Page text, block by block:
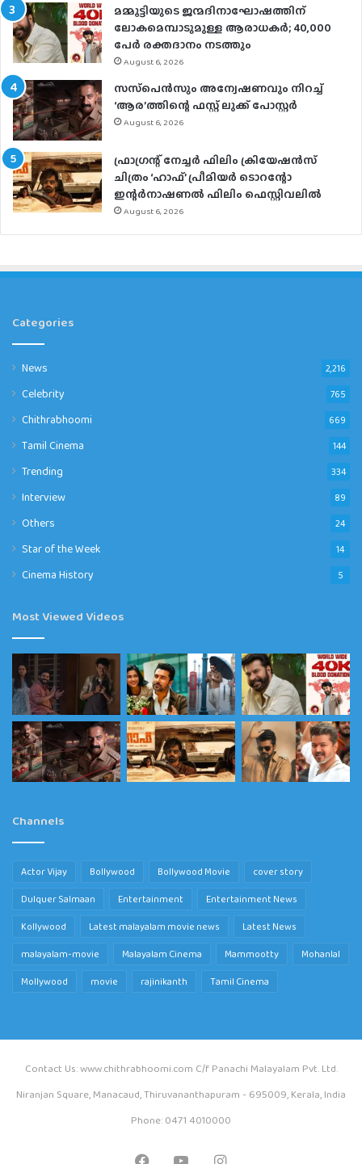
മമ്മൂട്ടിയുടെ ജന്മദിനാഘോഷത്തിന്
ലോകമെമ്പാടുമുള്ള ആരാധകര്‍; 40,000
പേര്‍ രക്തദാനം നടത്തും
August 6, 2026
സസ്‌പെന്‍സും അന്വേഷണവും നിറച്ച്
‘ആര’ത്തിന്റെ ഫസ്റ്റ് ലുക്ക് പോസ്റ്റര്‍
August 6, 2026
ഫ്രാഗ്രന്റ് നേച്ചര്‍ ഫിലിം ക്രിയേഷന്‍സ്
ചിത്രം ‘ഹാഫ്’ പ്രീമിയര്‍ ടൊറന്റോ
ഇന്റര്‍നാഷണല്‍ ഫിലിം ഫെസ്റ്റിവലില്‍
August 6, 2026
Categories
News 2,216
Celebrity 765
Chithrabhoomi 669
Tamil Cinema 144
Trending 334
Interview 89
Others 24
Star of the Week 14
Cinema History 5
Most Viewed Videos
Channels
Actor Vijay Bollywood Bollywood Movie
cover story
Dulquer Salmaan
Entertainment
Entertainment News
Kollywood
Latest malayalam movie news
Latest News
malayalam-movie
Malayalam Cinema Mammootty
Mohanlal
Mollywood
movie rajinikanth Tamil Cinema
Contact Us: www.chithrabhoomi.com C/f Panachi Malayalam Pvt. Ltd.
Niranjan Square, Manacaud, Thiruvananthapuram - 695009, Kerala, India
Phone: 0471 4010000